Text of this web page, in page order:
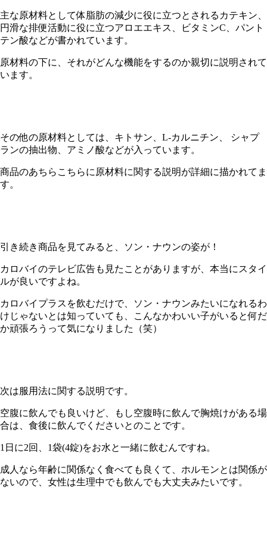
主な原材料として体脂肪の減少に役に立つとされるカテキン、
円滑な排便活動に役に立つアロエエキス、ビタミンC 、パント
テン酸などが書かれています。
原材料の下に、それがどんな機能をするのか親切に説明されて
います。
その他の原材料としては、キトサン、 L-カルニチン、 シャプ
ランの抽出物、アミノ酸などが入っています。
商品のあちらこちらに原材料に関する説明が詳細に描かれてま
す。
引き続き商品を見てみると、ソン・ナウンの姿が！
カロバイのテレビ広告も見たことがありますが、本当にスタイ
ルが良いですよね。
カロバイプラスを飲むだけで、ソン・ナウンみたいになれるわ
けじゃないとは知っていても、こんなかわいい子がいると何だ
か頑張ろうって気になりました（笑）
次は服用法に関する説明です。
空腹に飲んでも良いけど、もし空腹時に飲んで胸焼けがある場
合は、食後に飲んでくださいとのことです。
1日に2回、 1袋(4錠)をお水と一緒に飲むんですね。
成人なら年齢に関係なく食べても良くて、ホルモンとは関係が
ないので、女性は生理中でも飲んでも大丈夫みたいです。